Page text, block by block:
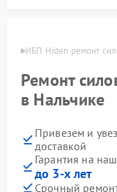
ИБП Hiden ремонт
Ремонт
в Нальчике
Привезем и
доставкой
Гарантия на
до 3-х лет
Срочный